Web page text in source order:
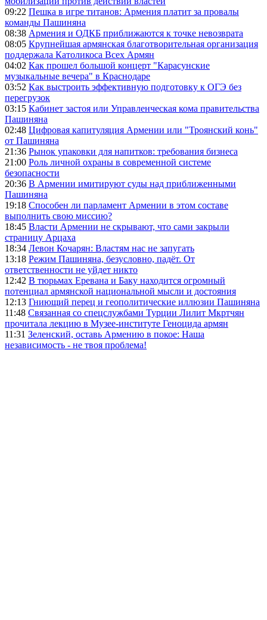
09:22 Пешка в игре титанов: Армения платит за провалы
команды Пашиняна
08:38 Армения и ОДКБ приближаются к точке невозврата
08:05 Крупнейшая армянская благотворительная организация
поддержала Католикоса Всех Армян
04:02 Как прошел большой концерт "Карасунские
музыкальные вечера" в Краснодаре
03:52 Как выстроить эффективную подготовку к ОГЭ без
перегрузок
03:15 Кабинет застоя или Управленческая кома правительства
Пашиняна
02:48 Цифровая капитуляция Армении или "Троянский конь"
от Пашиняна
21:36 Рынок упаковки для напитков: требования бизнеса
21:00 Роль личной охраны в современной системе
безопасности
20:36 В Армении имитируют суды над приближенными
Пашиняна
19:18 Способен ли парламент Армении в этом составе
выполнить свою миссию?
18:45 Власти Армении не скрывают, что сами закрыли
страницу Арцаха
18:34 Левон Кочарян: Властям нас не запугать
13:18 Режим Пашиняна, безусловно, падёт. От
ответственности не уйдет никто
12:42 В тюрьмах Еревана и Баку находится огромный
потенциал армянской национальной мысли и достояния
12:13 Гниющий перец и геополитические иллюзии Пашиняна
11:48 Связанная со спецслужбами Турции Лилит Мкртчян
прочитала лекцию в Музее-институте Геноцида армян
11:31 Зеленский, оставь Армению в покое: Наша
независимость - не твоя проблема!